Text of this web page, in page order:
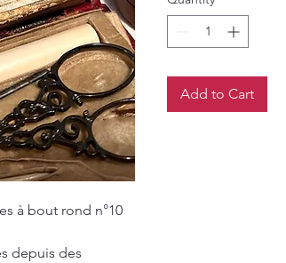
à bout rond n°10
depuis des
Add to Cart